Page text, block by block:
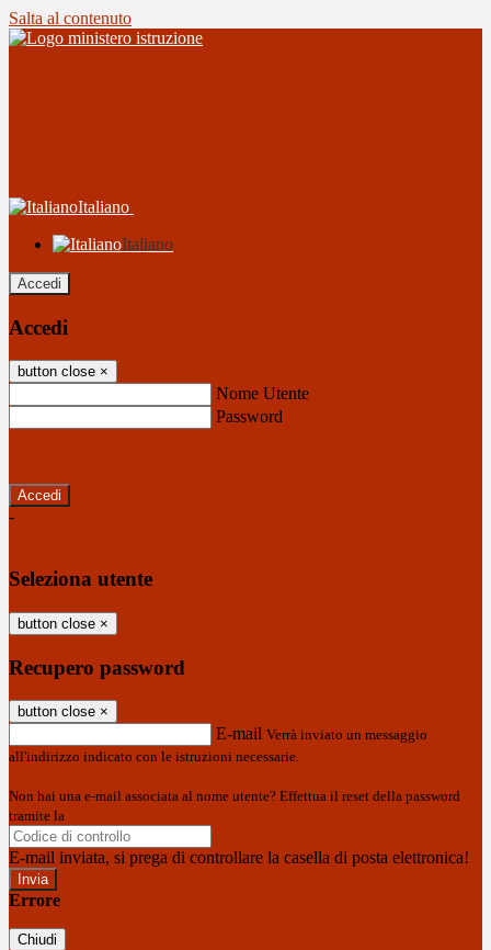
Salta al contenuto
Italiano
Italiano
Accedi
Accedi
button close ×
Nome Utente
Password
-
Seleziona utente
button close ×
Recupero password
button close ×
E-mail Verrà inviato un messaggio
all'indirizzo indicato con le istruzioni necessarie.
Non hai una e-mail associata al nome utente? Effettua il reset della password
tramite la
E-mail inviata, si prega di controllare la casella di posta elettronica!
Errore
Chiudi